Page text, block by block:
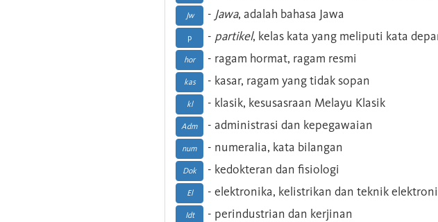
Jw - Jawa, adalah bahasa Jawa
p - partikel, kelas kata yang meliputi kata
hor - ragam hormat, ragam resmi
kas - kasar, ragam yang tidak sopan
kl - klasik, kesusasraan Melayu Klasik
Adm - administrasi dan kepegawaian
num - numeralia, kata bilangan
Dok - kedokteran dan fisiologi
El - elektronika, kelistrikan dan teknik
Idt - perindustrian dan kerjinan